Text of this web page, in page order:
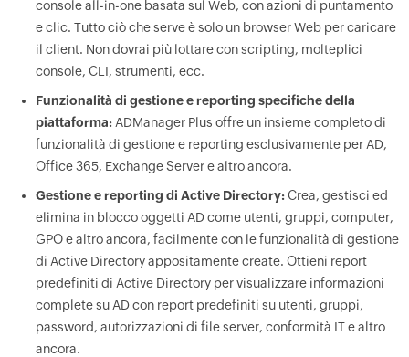
console all-in-one basata sul Web, con azioni di puntamento
e clic. Tutto ciò che serve è solo un browser Web per caricare
il client. Non dovrai più lottare con scripting, molteplici
console, CLI, strumenti, ecc.
Funzionalità di gestione e reporting specifiche della
piattaforma:ADManager Plus offre un insieme completo di
funzionalità di gestione e reporting esclusivamente per AD,
Office 365, Exchange Server e altro ancora.
Gestione e reporting di Active Directory:Crea, gestisci ed
elimina in blocco oggetti AD come utenti, gruppi, computer,
GPO e altro ancora, facilmente con le funzionalità di gestione
di Active Directory appositamente create. Ottieni report
predefiniti di Active Directory per visualizzare informazioni
complete su AD con report predefiniti su utenti, gruppi,
password, autorizzazioni di file server, conformità IT e altro
ancora.